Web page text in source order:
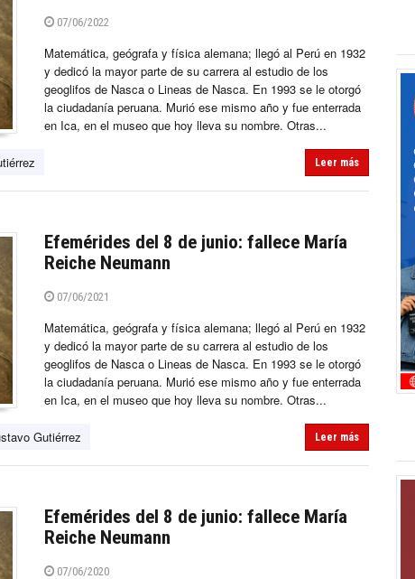
07/06/2022
Matemática, geógrafa y física alemana; llegó al Perú en 1932
y dedicó la mayor parte de su carrera al estudio de los
geoglifos de Nasca o Lineas de Nasca. En 1993 se le otorgó
la ciudadanía peruana. Murió ese mismo año y fue enterrada
en Ica, en el museo que hoy lleva su nombre. Otras...
Leer más
Efemérides del 8 de junio: fallece María
Reiche Neumann
07/06/2021
Matemática, geógrafa y física alemana; llegó al Perú en 1932
y dedicó la mayor parte de su carrera al estudio de los
geoglifos de Nasca o Lineas de Nasca. En 1993 se le otorgó
la ciudadanía peruana. Murió ese mismo año y fue enterrada
en Ica, en el museo que hoy lleva su nombre. Otras...
Gutiérrez Leer más
Efemérides del 8 de junio: fallece María
Reiche Neumann
07/06/2020